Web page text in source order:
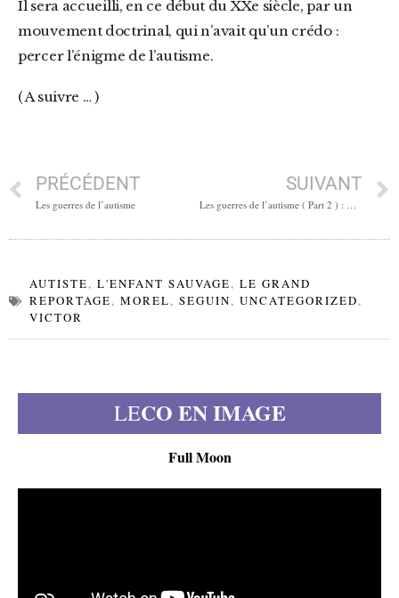
Il sera accueilli, en ce début du XXe siècle, par un
mouvement doctrinal, qui n’avait qu’un crédo :
percer l’énigme de l’autisme.
( A suivre … )
PRÉCÉDENT
Les guerres de l’autisme
SUIVANT
Les guerres de l’autisme ( Part 2 ) : Asperger, de l’icône à l’assassin
AUTISTE, L'ENFANT SAUVAGE, LE GRAND
REPORTAGE, MOREL, SEGUIN, UNCATEGORIZED,
VICTOR
LECO EN IMAGE
Full Moon